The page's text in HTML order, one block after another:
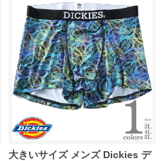
大きいサイズ メンズ Dickies デ